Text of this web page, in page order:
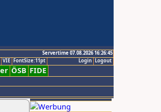
Servertime 07.08.2026 16:26:45
Logout
Login
VIE FontSize:11pt
ÖSB FIDE